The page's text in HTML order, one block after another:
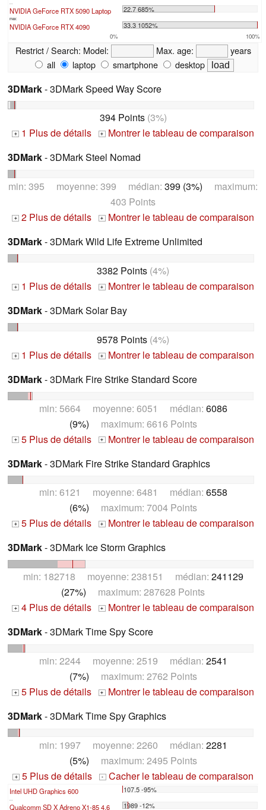
NVIDIA GeForce RTX 5090 Laptop 22.7 685%
max:
NVIDIA GeForce RTX 4090 33.3 1052%
0% 100%
Restrict / Search: Model: Max. age:
years
all
laptop smartphone desktop
3DMark- 3DMark Speed Way Score
394 Points(3%)
+ 1 Plus de détails + Montrer le tableau de comparaison
3DMark- 3DMark Steel Nomad
min: 395 moyenne: 399 médian: 399 (3%) maximum:
403 Points
+ 2 Plus de détails + Montrer le tableau de comparaison
3DMark- 3DMark Wild Life Extreme Unlimited
3382 Points (4%)
+ 1 Plus de détails + Montrer le tableau de comparaison
3DMark- 3DMark Solar Bay
9578 Points (4%)
+ 1 Plus de détails + Montrer le tableau de comparaison
3DMark- 3DMark Fire Strike Standard Score
min: 5664 moyenne: 6051 médian: 6086
(9%) maximum: 6616 Points
+ 5 Plus de détails + Montrer le tableau de comparaison
3DMark- 3DMark Fire Strike Standard Graphics
min: 6121 moyenne: 6481 médian: 6558
(6%) maximum: 7004 Points
+ 5 Plus de détails + Montrer le tableau de comparaison
3DMark- 3DMark Ice Storm Graphics
min: 182718 moyenne: 238151 médian: 241129
(27%) maximum: 287628 Points
+ 4 Plus de détails + Montrer le tableau de comparaison
3DMark- 3DMark Time Spy Score
min: 2244 moyenne: 2519 médian: 2541
(7%) maximum: 2762 Points
+ 5 Plus de détails + Montrer le tableau de comparaison
3DMark- 3DMark Time Spy Graphics
min: 1997 moyenne: 2260 médian: 2281
(5%) maximum: 2495 Points
+ 5 Plus de détails - Cacher le tableau de comparaison
Intel UHD Graphics 600 107.5 -95%
...
Qualcomm SD X Adreno X1-85 4.6 1989 -12%